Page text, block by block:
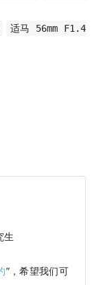
适马 56mm F1.4
生
”，希望我们可